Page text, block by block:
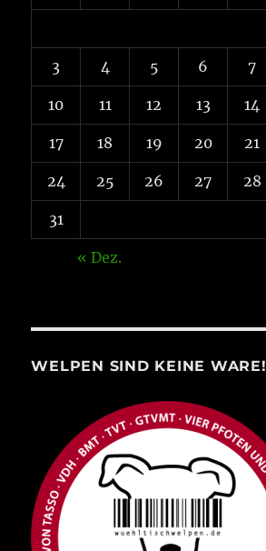
3 4 5 6 7
10 11 12 13 14
17 18 19 20 21
24 25 26 27 28
31
« Dez.
WELPEN SIND KEINE WARE!